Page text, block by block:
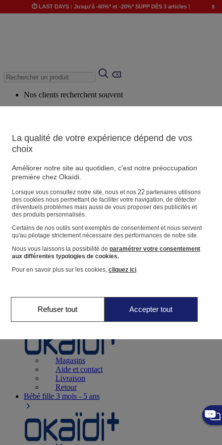
⏱️ LAST DAYS : Jusqu'à -60%* et -20%* SUPP DÈS 3 articles ! x
Nos clients recherchent souvent
Produits suggérés
Voir tous les produits
Magasin
Vos informations personnelles
Suivre une commande
Panier
Favoris
Naissance0-12 mois
Magasins
Aide et contact
Livraison
Retour
Bébé fille 3 mois - 5 ans
La qualité de votre expérience dépend de vos
choix
Améliorer notre site au quotidien, c'est notre préoccupation
première chez Okaïdi.
Lorsque vous consultez notre site, nous et nos 22partenaires utilisons
des cookies nous permettant de faciliter votre navigation, de détecter
d'éventuels problèmes mais aussi de vous proposer des publicités et
des produits personnalisés.
Certains de nos outils sont exemptés de consentement et nous servent
qu'au pilotage strictement nécessaire des performances de notre site.
Nous vous laissons la possibilité de paramétrer votre consentement
aux différentes typologies de cookies.
Pour en savoir plus sur les cookies, cliquez ici.
Refuser tout Accepter tout